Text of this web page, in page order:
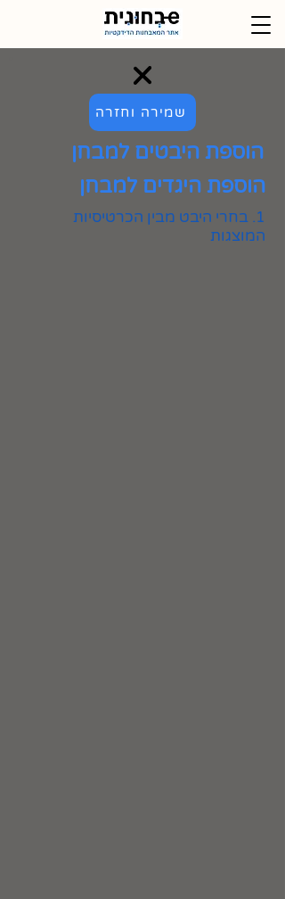
שמירה וחזרה
הוספת היבטים למבחן
הוספת היגדים למבחן
1. בחרי היבט מבין הכרטיסיות
המוצגות